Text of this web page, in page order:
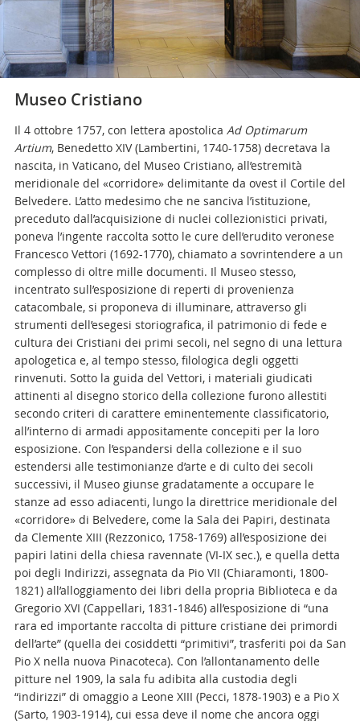
Museo Cristiano
Il 4 ottobre 1757, con lettera apostolica Ad Optimarum
Artium, Benedetto XIV (Lambertini, 1740-1758) decretava la
nascita, in Vaticano, del Museo Cristiano, all’estremità
meridionale del «corridore» delimitante da ovest il Cortile del
Belvedere. L’atto medesimo che ne sanciva l’istituzione,
preceduto dall’acquisizione di nuclei collezionistici privati,
poneva l’ingente raccolta sotto le cure dell’erudito veronese
Francesco Vettori (1692-1770), chiamato a sovrintendere a un
complesso di oltre mille documenti. Il Museo stesso,
incentrato sull’esposizione di reperti di provenienza
catacombale, si proponeva di illuminare, attraverso gli
strumenti dell’esegesi storiografica, il patrimonio di fede e
cultura dei Cristiani dei primi secoli, nel segno di una lettura
apologetica e, al tempo stesso, filologica degli oggetti
rinvenuti. Sotto la guida del Vettori, i materiali giudicati
attinenti al disegno storico della collezione furono allestiti
secondo criteri di carattere eminentemente classificatorio,
all’interno di armadi appositamente concepiti per la loro
esposizione. Con l’espandersi della collezione e il suo
estendersi alle testimonianze d’arte e di culto dei secoli
successivi, il Museo giunse gradatamente a occupare le
stanze ad esso adiacenti, lungo la direttrice meridionale del
«corridore» di Belvedere, come la Sala dei Papiri, destinata
da Clemente XIII (Rezzonico, 1758-1769) all’esposizione dei
papiri latini della chiesa ravennate (VI-IX sec.), e quella detta
poi degli Indirizzi, assegnata da Pio VII (Chiaramonti, 1800-
1821) all’alloggiamento dei libri della propria Biblioteca e da
Gregorio XVI (Cappellari, 1831-1846) all’esposizione di “una
rara ed importante raccolta di pitture cristiane dei primordi
dell’arte” (quella dei cosiddetti “primitivi”, trasferiti poi da San
Pio X nella nuova Pinacoteca). Con l’allontanamento delle
pitture nel 1909, la sala fu adibita alla custodia degli
“indirizzi” di omaggio a Leone XIII (Pecci, 1878-1903) e a Pio X
(Sarto, 1903-1914), cui essa deve il nome che ancora oggi